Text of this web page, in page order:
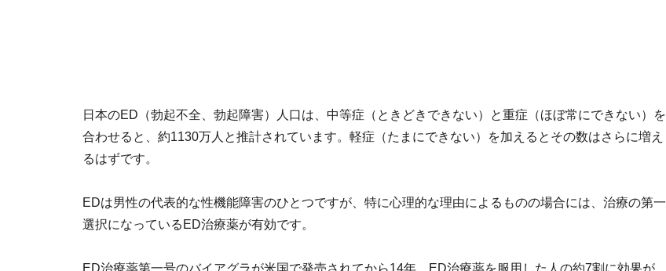
日本のED（勃起不全、勃起障害）人口は、中等症（ときどきできない）と重症（ほぼ常にできない）を
合わせると、約1130万人と推計されています。軽症（たまにできない）を加えるとその数はさらに増え
るはずです。
EDは男性の代表的な性機能障害のひとつですが、特に心理的な理由によるものの場合には、治療の第一
選択になっているED治療薬が有効です。
ED治療薬第一号のバイアグラが米国で発売されてから14年。ED治療薬を服用した人の約7割に効果が